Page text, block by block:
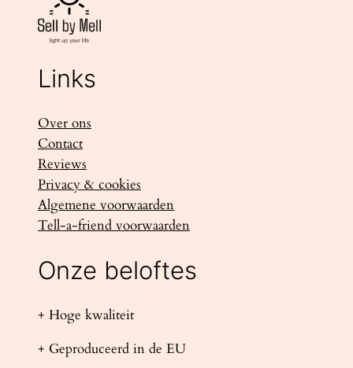
Links
Over ons
Contact
Reviews
Privacy & cookies
Algemene voorwaarden
Tell-a-friend voorwaarden
Onze beloftes
+ Hoge kwaliteit
+ Geproduceerd in de EU